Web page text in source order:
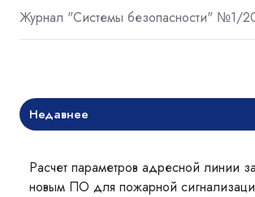
Журнал "Системы безопасности" №1/
Недавнее
Расчет параметров адресной линии
новым ПО для пожарной